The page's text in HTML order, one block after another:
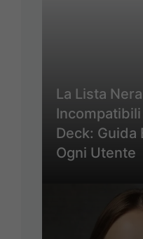
La Lista
Deck: Guida
Ogni Utente